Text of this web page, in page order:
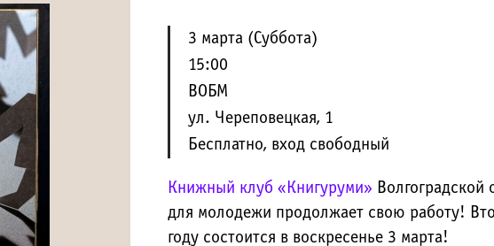
3 марта (Суббота)
15:00
ВОБМ
ул. Череповецкая, 1
Бесплатно, вход свободный
Книжный клуб «Книгуруми» Волгоградской
для молодежи продолжает свою работу!
году состоится в воскресенье 3 марта!